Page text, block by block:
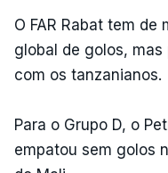
O FAR Rabat tem
global de golos,
com os tanzanianos.
Para o Grupo D, o
empatou sem golos